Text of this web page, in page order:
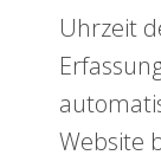
Uhrzeit
Website